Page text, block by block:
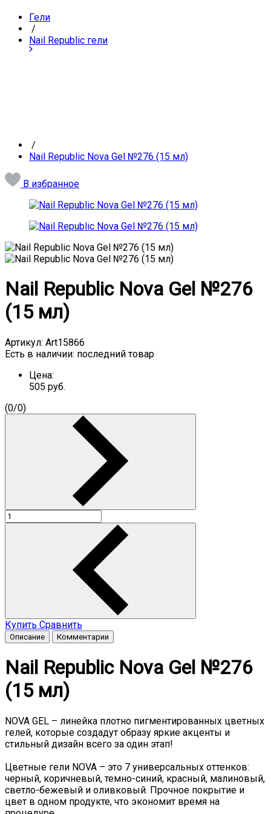
Гели
/
Nail Republic гели
/
Nail Republic Nova Gel №276 (15 мл)
В избранное
Nail Republic Nova Gel №276
(15 мл)
Артикул: Art15866
Есть в наличии: последний товар
Цена:
505 руб.
(0/0)
Купить Сравнить
Описание Комментарии
Nail Republic Nova Gel №276
(15 мл)
NOVA GEL – линейка плотно пигментированных цветных
гелей, которые создадут образу яркие акценты и
стильный дизайн всего за один этап!
Цветные гели NOVA – это 7 универсальных оттенков:
черный, коричневый, темно-синий, красный, малиновый,
светло-бежевый и оливковый. Прочное покрытие и
цвет в одном продукте, что экономит время на